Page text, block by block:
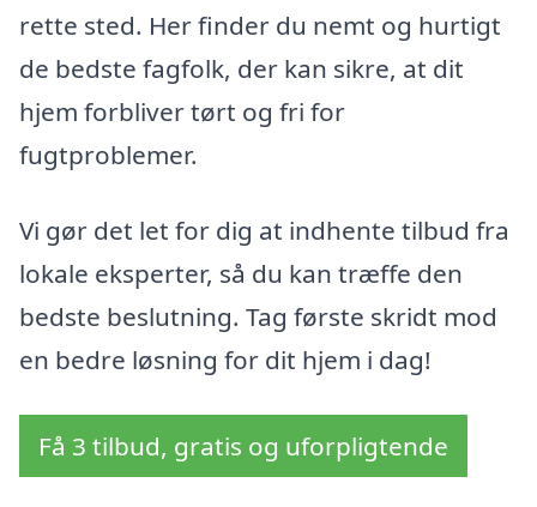
rette sted. Her finder du nemt og hurtigt
de bedste fagfolk, der kan sikre, at dit
hjem forbliver tørt og fri for
fugtproblemer.
Vi gør det let for dig at indhente tilbud fra
lokale eksperter, så du kan træffe den
bedste beslutning. Tag første skridt mod
en bedre løsning for dit hjem i dag!
Få 3 tilbud, gratis og uforpligtende